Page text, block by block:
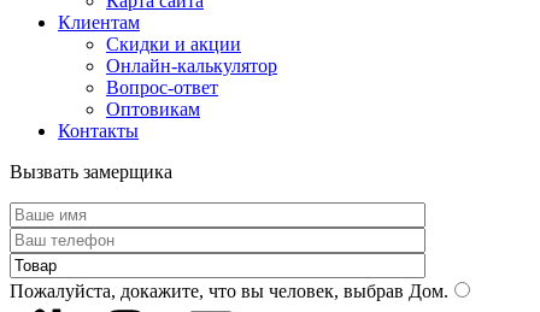
Клиентам
Скидки и акции
Онлайн-калькулятор
Вопрос-ответ
Оптовикам
Контакты
Вызвать замерщика
Пожалуйста, докажите, что вы человек, выбрав Дом.